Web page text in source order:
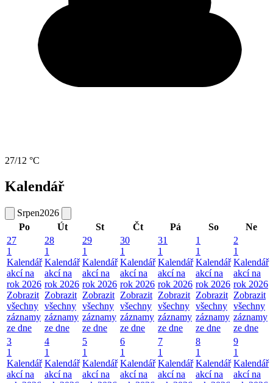
27/12 °C
Kalendář
Srpen2026
Po
Út St Čt Pá So
Ne
27
1
Kalendář
akcí na
rok 2026
Zobrazit
všechny
záznamy
ze dne
28
1
Kalendář
akcí na
rok 2026
Zobrazit
všechny
záznamy
ze dne
29
1
Kalendář
akcí na
rok 2026
Zobrazit
všechny
záznamy
ze dne
30
1
Kalendář
akcí na
rok 2026
Zobrazit
všechny
záznamy
ze dne
31
1
Kalendář
akcí na
rok 2026
Zobrazit
všechny
záznamy
ze dne
1
1
Kalendář
akcí na
rok 2026
Zobrazit
všechny
záznamy
ze dne
2
1
Kalendář
akcí na
rok 2026
Zobrazit
všechny
záznamy
ze dne
3
1
Kalendář
akcí na
4
1
Kalendář
akcí na
5
1
Kalendář
akcí na
6
1
Kalendář
akcí na
7
1
Kalendář
akcí na
8
1
Kalendář
akcí na
9
1
Kalendář
akcí na